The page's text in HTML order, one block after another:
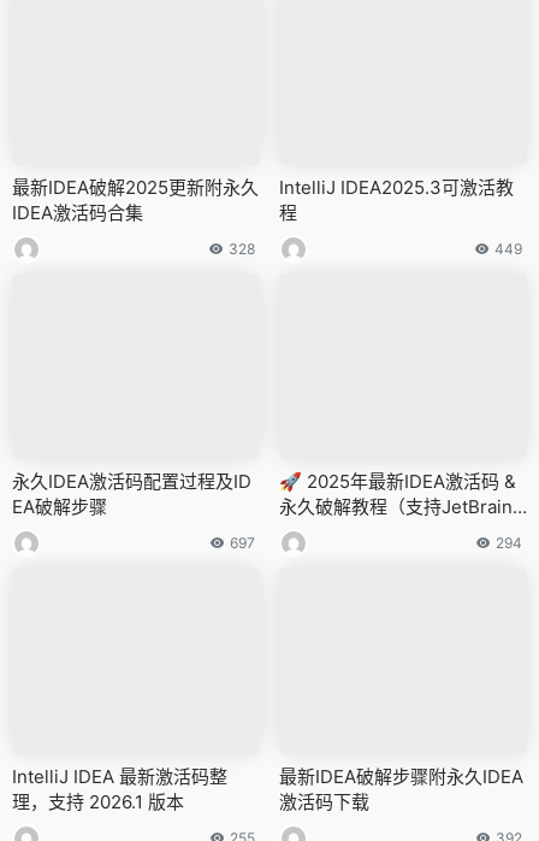
最新IDEA破解2025更新附永久
IDEA激活码合集
328
IntelliJ IDEA2025.3可激活教
程
449
永久IDEA激活码配置过程及ID
EA破解步骤
697
🚀 2025年最新IDEA激活码 &
永久破解教程（支持JetBrains
全家桶）
294
IntelliJ IDEA 最新激活码整
理，支持 2026.1 版本
最新IDEA破解步骤附永久IDEA
激活码下载